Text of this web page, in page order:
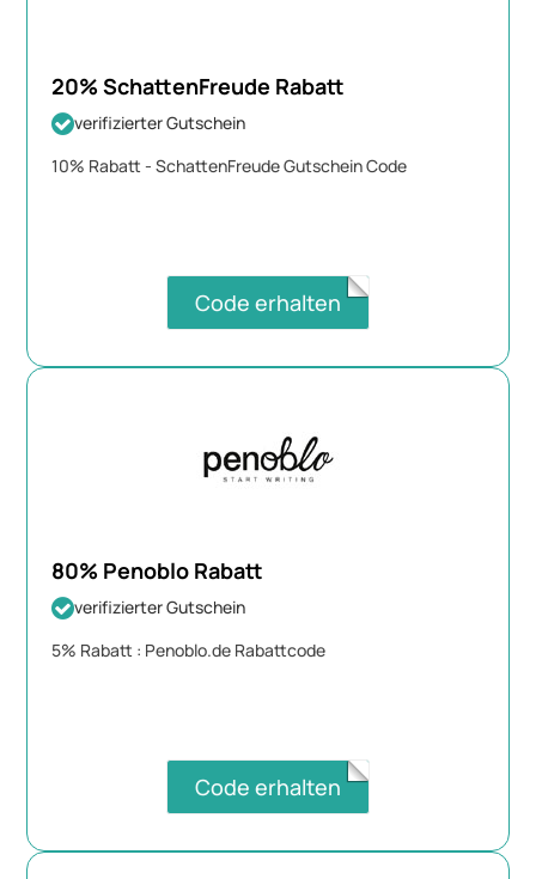
20% SchattenFreude Rabatt
verifizierter Gutschein
10% Rabatt - SchattenFreude Gutschein Code
Code erhalten
80% Penoblo Rabatt
verifizierter Gutschein
5% Rabatt : Penoblo.de Rabattcode
Code erhalten